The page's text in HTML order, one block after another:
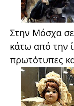
Στην Μόσχα
κάτω από την
πρωτότυπες